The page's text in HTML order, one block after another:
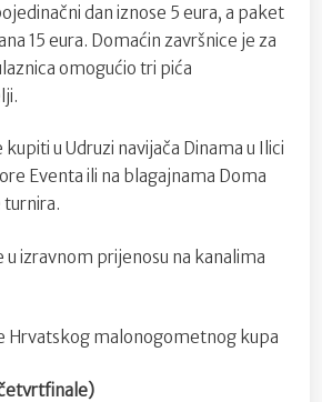
dan iznose 5 eura, a paket
15 eura. Domaćin završnice je za
omogućio tri pića
u Udruzi navijača Dinama u Ilici
Eventa ili na blagajnama Doma
turnira.
izravnom prijenosu na kanalima
Hrvatskog malonogometnog kupa